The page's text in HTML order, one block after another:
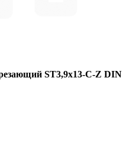
ST3,9x13-C-Z DIN